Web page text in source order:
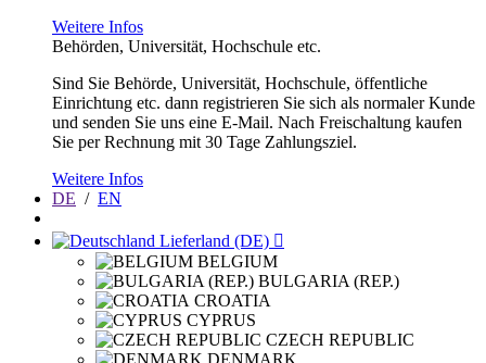
Weitere Infos
Behörden, Universität, Hochschule etc.
Sind Sie Behörde, Universität, Hochschule, öffentliche
Einrichtung etc. dann registrieren Sie sich als normaler Kunde
und senden Sie uns eine E-Mail. Nach Freischaltung kaufen
Sie per Rechnung mit 30 Tage Zahlungsziel.
Weitere Infos
DE / EN
Lieferland (DE) 
BELGIUM
BULGARIA (REP.)
CROATIA
CYPRUS
CZECH REPUBLIC
DENMARK